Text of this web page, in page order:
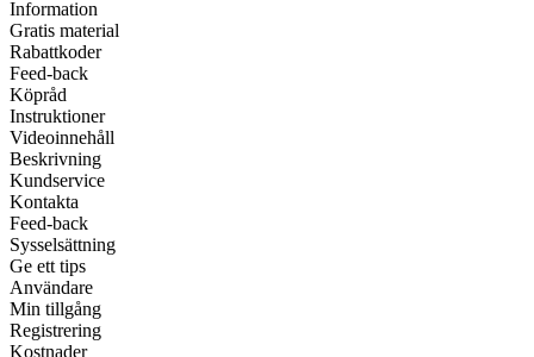
Information
Gratis material
Rabattkoder
Feed-back
Köpråd
Instruktioner
Videoinnehåll
Beskrivning
Kundservice
Kontakta
Feed-back
Sysselsättning
Ge ett tips
Användare
Min tillgång
Registrering
Kostnader